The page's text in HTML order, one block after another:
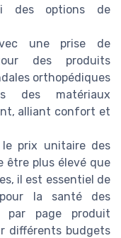
des options de
une prise de
des produits
orthopédiques
des matériaux
alliant confort et
prix unitaire des
être plus élevé que
il est essentiel de
pour la santé des
par page produit
différents budgets